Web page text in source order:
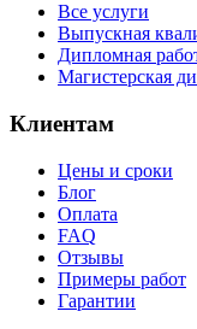
Все услуги
Выпускная
Дипломная
Магистерская
Клиентам
Цены и сроки
Блог
Оплата
FAQ
Отзывы
Примеры работ
Гарантии